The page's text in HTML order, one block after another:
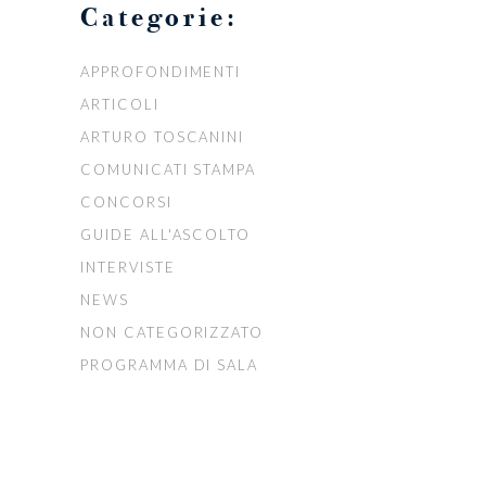
Categorie:
APPROFONDIMENTI
ARTICOLI
ARTURO TOSCANINI
COMUNICATI STAMPA
CONCORSI
GUIDE ALL'ASCOLTO
INTERVISTE
NEWS
NON CATEGORIZZATO
PROGRAMMA DI SALA